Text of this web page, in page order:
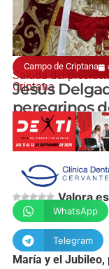
Campo de Criptana
Saluda del
Criptana
Jesús
peregrinos
Valora
WhatsApp
Telegram
María y el Jubileo,